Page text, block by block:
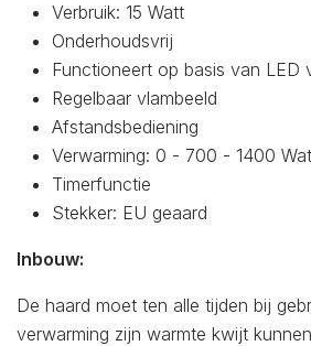
Verbruik: 15 Watt
Onderhoudsvrij
Functioneert op basis van LED
Regelbaar vlambeeld
Afstandsbediening
Verwarming: 0 - 700 - 1400
Timerfunctie
Stekker: EU geaard
Inbouw:
De haard moet ten alle tijden bij
verwarming zijn warmte kwijt